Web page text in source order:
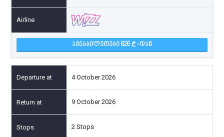
ᲐᲕᲘᲐᲑᲘᲚᲔᲗᲔᲑᲘ 826 -ᲓᲐᲜ
4 October 2026
9 October 2026
2 Stops